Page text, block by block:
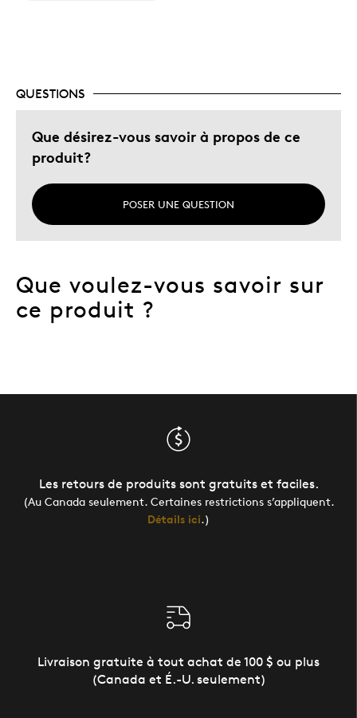
QUESTIONS
Que désirez-vous savoir à propos de ce
produit?
POSER UNE QUESTION
Que voulez-vous savoir sur
ce produit ?
Les retours de produits sont gratuits et faciles.
(Au Canada seulement. Certaines restrictions s’appliquent.
Détails ici.)
Livraison gratuite à tout achat de 100 $ ou plus
(Canada et É.-U. seulement)